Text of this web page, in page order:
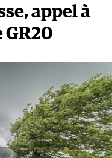
appel à
GR20